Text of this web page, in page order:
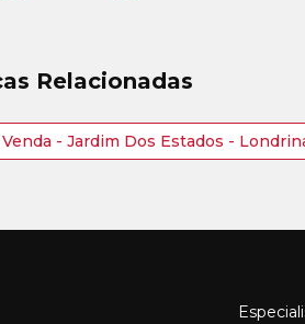
Relacionadas
Venda - Jardim Dos Estados -